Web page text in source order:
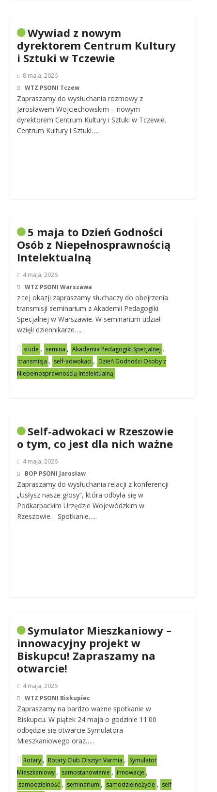
Wywiad z nowym
dyrektorem Centrum Kultury
i Sztuki w Tczewie
8 maja, 2026
WTZ PSONI Tczew
Zapraszamy do wysłuchania rozmowy z
Jarosławem Wojciechowskim – nowym
dyrektorem Centrum Kultury i Sztuki w Tczewie.
Centrum Kultury i Sztuki…..
5 maja to Dzień Godności
Osób z Niepełnosprawnością
Intelektualną
4 maja, 2026
WTZ PSONI Warszawa
z tej okazji zapraszamy słuchaczy do obejrzenia
transmisji seminarium z Akademii Pedagogiki
Specjalnej w Warszawie. W seminarium udział
wzięli dziennikarze…..
stude , semina , Akademia Pedagogiki Specjalnej ,
transmisja , self-adwokaci , Dzień Godności Osoby z
Niepełnosprawnością Intelektualną
Self-adwokaci w Rzeszowie
o tym, co jest dla nich ważne
4 maja, 2026
BOP PSONI Jarosław
Zapraszamy do wysłuchania relacji z konferencji
„Usłysz nasze głosy”, która odbyła się w
Podkarpackim Urzędzie Wojewódzkim w
Rzeszowie. Spotkanie…..
Symulator Mieszkaniowy –
innowacyjny projekt w
Biskupcu! Zapraszamy na
otwarcie!
4 maja, 2026
WTZ PSONI Biskupiec
Zapraszamy na bardzo ważne spotkanie w
Biskupcu. W piątek 24 maja o godzinie 11:00
odbędzie się otwarcie Symulatora
Mieszkaniowego oraz…..
Rotary , Rotary Club Olsztyn Varmia , Symulator
Mieszkaniowy , samostanowienie , innowacje ,
samodzielność , seminarium , samodzielneżycie , self